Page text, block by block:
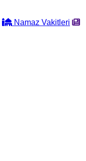
Namaz Vakitleri